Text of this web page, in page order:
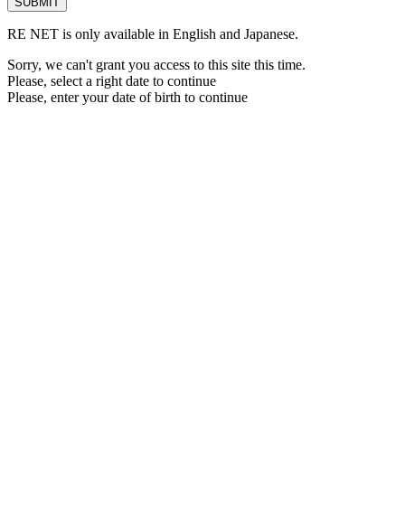
RE NET is only available in English and Japanese.
Sorry, we can't grant you access to this site this time.
Please, select a right date to continue
Please, enter your date of birth to continue